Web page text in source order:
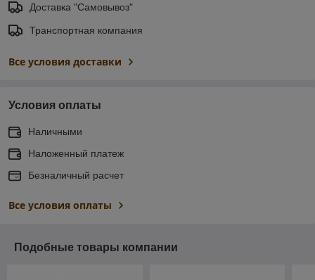
Доставка "Самовывоз"
Транспортная компания
Все условия доставки
Условия оплаты
Наличными
Наложенный платеж
Безналичный расчет
Все условия оплаты
Подобные товары компании